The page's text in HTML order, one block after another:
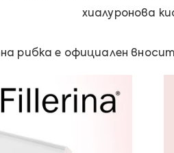
хиалуронова
рибка е официален